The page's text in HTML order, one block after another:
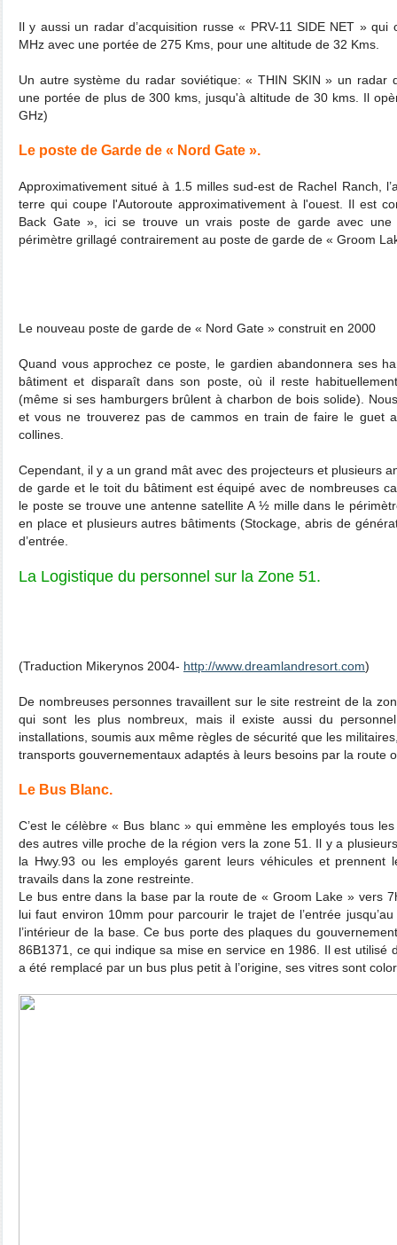
Il y aussi un radar d’acquisition russe « PRV-11 SIDE NET »
MHz avec une portée de 275 Kms, pour une altitude de 32 Kms.
Un autre système du radar soviétique: « THIN SKIN » un radar
une portée de plus de 300 kms, jusqu'à altitude de 30 kms. Il
GHz)
Le poste de Garde de « Nord Gate ».
Approximativement situé à 1.5 milles sud-est de Rachel Ranch,
terre qui coupe l'Autoroute approximativement à l'ouest. Il est
Back Gate », ici se trouve un vrais poste de garde avec
périmètre grillagé contrairement au poste de garde de « Groom
Le nouveau poste de garde de « Nord Gate » construit en 2000
Quand vous approchez ce poste, le gardien abandonnera ses
bâtiment et disparaît dans son poste, où il reste
(même si ses hamburgers brûlent à charbon de bois solide).
et vous ne trouverez pas de cammos en train de faire le guet
collines.
Cependant, il y a un grand mât avec des projecteurs et plusieurs
de garde et le toit du bâtiment est équipé avec de nombreuses
le poste se trouve une antenne satellite A ½ mille dans le
en place et plusieurs autres bâtiments (Stockage, abris de
d’entrée.
La Logistique du personnel sur la Zone 51.
(Traduction Mikerynos 2004- http://www.dreamlandresort.com)
De nombreuses personnes travaillent sur le site restreint de la
qui sont les plus nombreux, mais il existe aussi du
installations, soumis aux même règles de sécurité que les
transports gouvernementaux adaptés à leurs besoins par la route
Le Bus Blanc.
C’est le célèbre « Bus blanc » qui emmène les employés tous
des autres ville proche de la région vers la zone 51. Il y a
la Hwy.93 ou les employés garent leurs véhicules et
travails dans la zone restreinte.
Le bus entre dans la base par la route de « Groom Lake » vers
lui faut environ 10mm pour parcourir le trajet de l’entrée
l’intérieur de la base. Ce bus porte des plaques du
86B1371, ce qui indique sa mise en service en 1986. Il est utilisé
a été remplacé par un bus plus petit à l’origine, ses vitres sont